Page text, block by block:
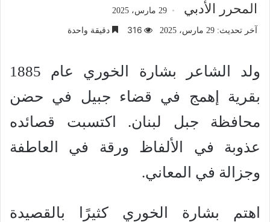
المحرر الأدبي 29 مارس، 2025
آخر تحديث: 29 مارس، 2025 316 دقيقة واحدة
ولد الشاعر بشارة الخوري عام 1885
بقرية إهمج في قضاء جبيل في حضن
محافظة جبل لبنان. اكتسبت قصائده
عذوبة في الألفاظ ورقة في العاطفة
وجزالة في المعاني.
اهتم بشارة الخوري كثيرًا بالقصيدة